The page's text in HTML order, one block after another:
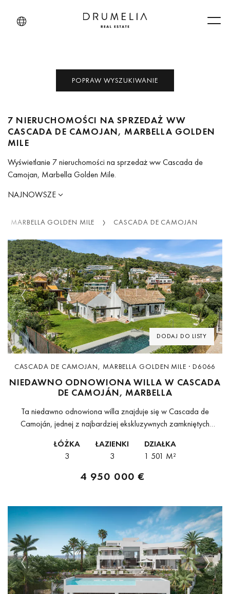
POPRAW WYSZUKIWANIE
7 NIERUCHOMOŚCI NA SPRZEDAŻ WW
CASCADA DE CAMOJAN, MARBELLA GOLDEN
MILE
Wyświetlanie 7 nieruchomości na sprzedaż ww Cascada de
Camojan, Marbella Golden Mile.
NAJNOWSZE
MARBELLA GOLDEN MILE CASCADA DE CAMOJAN
DODAJ DO LISTY
Previous Next
CASCADA DE CAMOJAN, MARBELLA GOLDEN MILE · D6066
NIEDAWNO ODNOWIONA WILLA W CASCADA
DE CAMOJÁN, MARBELLA
Ta niedawno odnowiona willa znajduje się w Cascada de
Camoján, jednej z najbardziej ekskluzywnych zamkniętych
Łącząc śródziemnomorską architekturę z nowoczesnymi
wnętrzami, nieruchomość...
ŁÓŻKA
3
ŁAZIENKI
3
DZIAŁKA
1 501 M²
4 950 000 €
Previous Next